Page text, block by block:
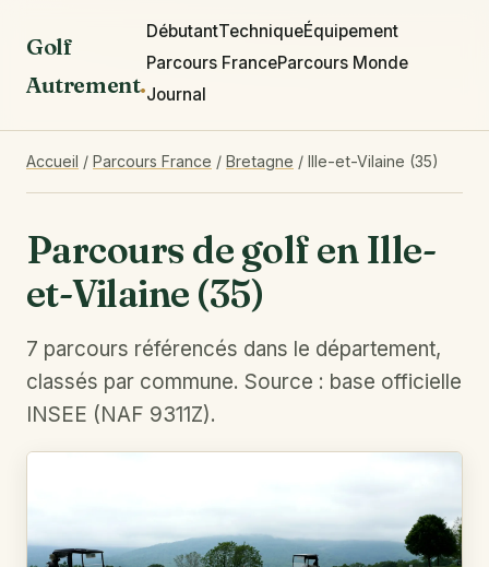
Golf
Autrement.
DébutantTechniqueÉquipement
Parcours FranceParcours Monde
Journal
Accueil / Parcours France / Bretagne / Ille-et-Vilaine (35)
Parcours de golf en Ille-
et-Vilaine (35)
7 parcours référencés dans le département,
classés par commune. Source : base officielle
INSEE (NAF 9311Z).